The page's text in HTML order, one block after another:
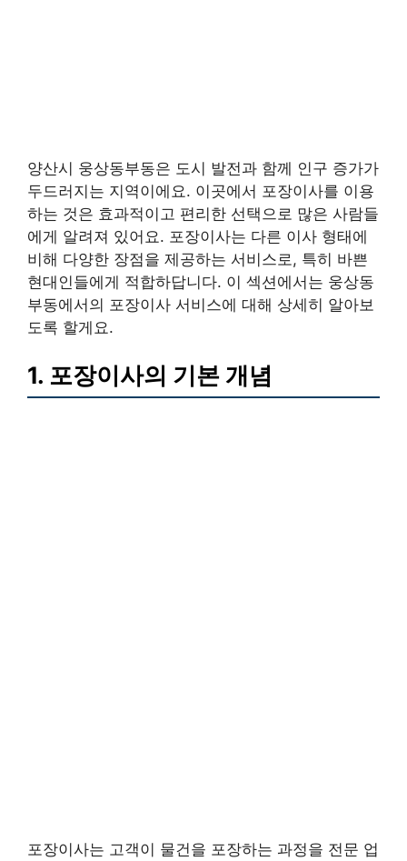
양산시 웅상동부동은 도시 발전과 함께 인구 증가가
두드러지는 지역이에요. 이곳에서 포장이사를 이용
하는 것은 효과적이고 편리한 선택으로 많은 사람들
에게 알려져 있어요. 포장이사는 다른 이사 형태에
비해 다양한 장점을 제공하는 서비스로, 특히 바쁜
현대인들에게 적합하답니다. 이 섹션에서는 웅상동
부동에서의 포장이사 서비스에 대해 상세히 알아보
도록 할게요.
1. 포장이사의 기본 개념
포장이사는 고객이 물건을 포장하는 과정을 전문 업